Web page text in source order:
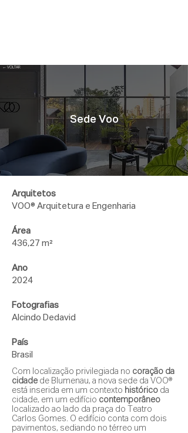
← VOLTAR
Sede Voo
Arquitetos
VOO® Arquitetura e Engenharia
Área
436,27 m²
Ano
2024
Fotografias
Alcindo Dedavid
País
Brasil
Com localização privilegiada no coração da
cidade de Blumenau, a nova sede da VOO®
está inserida em um contexto histórico da
cidade, em um edifício contemporâneo
localizado ao lado da praça do Teatro
Carlos Gomes. O edifício conta com dois
pavimentos, sediando no térreo um